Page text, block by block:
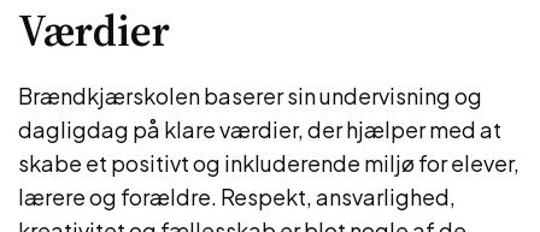
Værdier
Brændkjærskolen baserer sin undervisning og
dagligdag på klare værdier, der hjælper med at
skabe et positivt og inkluderende miljø for elever,
lærere og forældre. Respekt, ansvarlighed,